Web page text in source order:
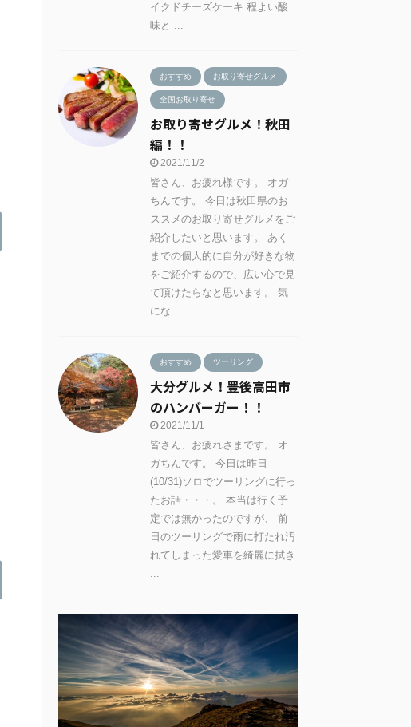
イクドチーズケーキ 程よい酸
味と ...
おすすめ お取り寄せグルメ
全国お取り寄せ
お取り寄せグルメ！秋田
編！！
2021/11/2
皆さん、お疲れ様です。 オガ
ちんです。 今日は秋田県のお
ススメのお取り寄せグルメをご
紹介したいと思います。 あく
までの個人的に自分が好きな物
をご紹介するので、広い心で見
て頂けたらなと思います。 気
にな ...
おすすめ ツーリング
大分グルメ！豊後高田市
のハンバーガー！！
2021/11/1
皆さん、お疲れさまです。 オ
ガちんです。 今日は昨日
(10/31)ソロでツーリングに行っ
たお話・・・。 本当は行く予
定では無かったのですが、 前
日のツーリングで雨に打たれ汚
れてしまった愛車を綺麗に拭き
...